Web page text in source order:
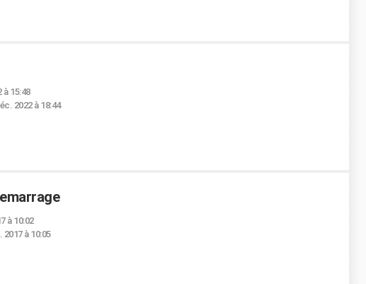
à 15:48
2022 à 18:44
à 10:02
2017 à 10:05